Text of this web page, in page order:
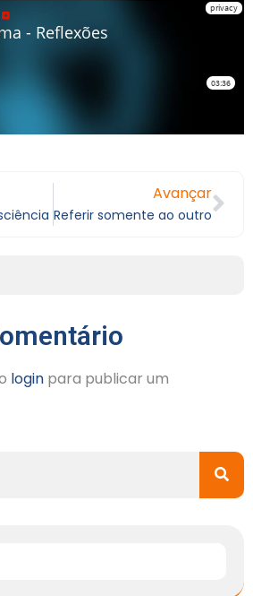
Avançar
Referir somente ao outro
login para publicar um